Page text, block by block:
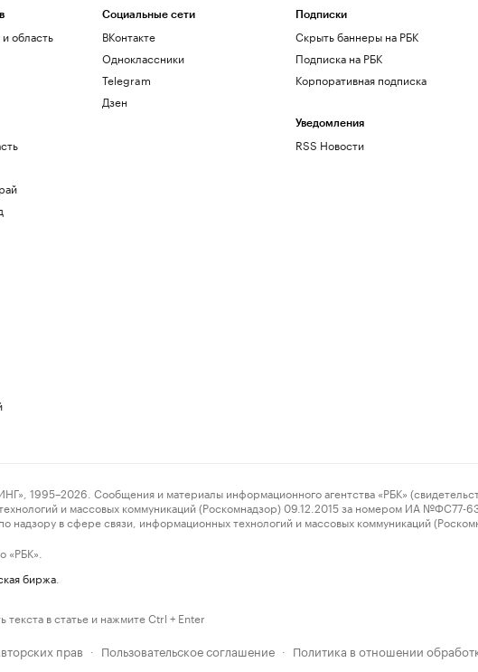
область
Социальные сети
ВКонтакте
Одноклассники
Telegram
Дзен
Подписки
Скрыть баннеры на РБК
Подписка на РБК
Корпоративная подписка
Уведомления
RSS Новости
Сообщения и материалы информационного агентства «РБК»
и массовых коммуникаций (Роскомнадзор) 09.12.2015 за номером ИА №ФС77-
надзору в сфере связи, информационных технологий и массовых коммуникаций
«РБК».
биржа
в статье и нажмите Ctrl + Enter
прав · Пользовательское соглашение · Политика в отношении